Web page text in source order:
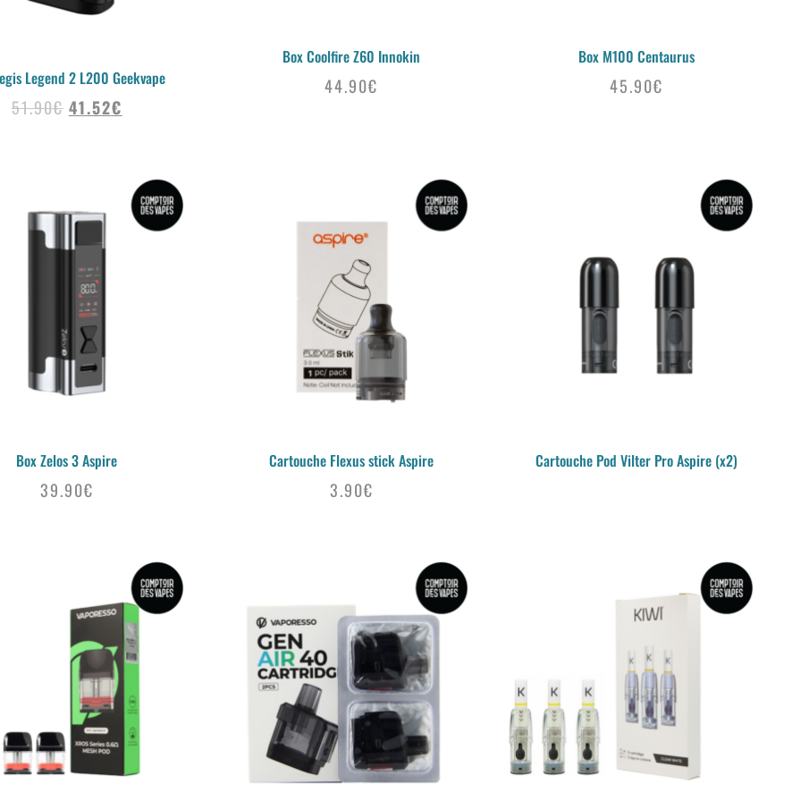
Legend 2 L200 Geekvape
51.90€ 41.52€
Box Coolfire Z60 Innokin
44.90€
Box M100 Centaurus
45.90€
Box Zelos 3 Aspire
39.90€
Cartouche Flexus stick Aspire
3.90€
Cartouche Pod Vilter Pro Aspire (x2)